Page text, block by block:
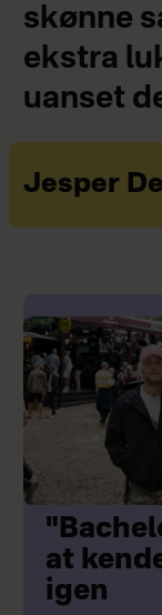
skønne
ekstra
uanset
Jesper
at
igen